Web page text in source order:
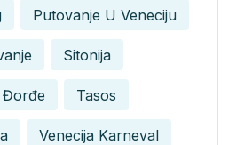
Putovanje U Veneciju
Sitonija
Đorđe Tasos
Venecija Karneval